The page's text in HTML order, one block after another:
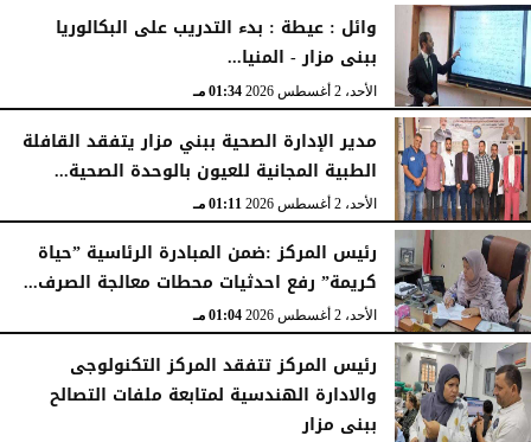
الإثنين، 3 أغسطس 2026
وائل : عيطة : بدء التدريب على البكالوريا
ببنى مزار - المنيا...
الأحد، 2 أغسطس 2026 01:34 مـ
مدير الإدارة الصحية ببني مزار يتفقد القافلة
الطبية المجانية للعيون بالوحدة الصحية...
الأحد، 2 أغسطس 2026 01:11 مـ
رئيس المركز :ضمن المبادرة الرئاسية ”حياة
كريمة” رفع احدثيات محطات معالجة الصرف...
الأحد، 2 أغسطس 2026 01:04 مـ
رئيس المركز تتفقد المركز التكنولوجى
والادارة الهندسية لمتابعة ملفات التصالح
ببنى مزار